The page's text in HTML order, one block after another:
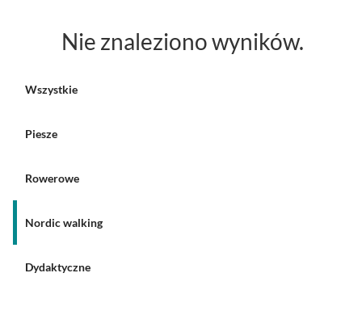
Nie znaleziono wyników.
Wszystkie
Piesze
Rowerowe
Nordic walking
Dydaktyczne